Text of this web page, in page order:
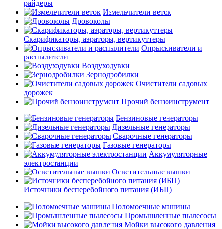
райдеры
Измельчители веток
Дровоколы
Скарификаторы, аэраторы, вертикуттеры
Опрыскиватели и
распылители
Воздуходувки
Зернодробилки
Очистители садовых
дорожек
Прочий бензоинструмент
Бензиновые генераторы
Дизельные генераторы
Сварочные генераторы
Газовые генераторы
Аккумуляторные
электростанции
Осветительные вышки
Источники бесперебойного питания (ИБП)
Поломоечные машины
Промышленные пылесосы
Мойки высокого давления